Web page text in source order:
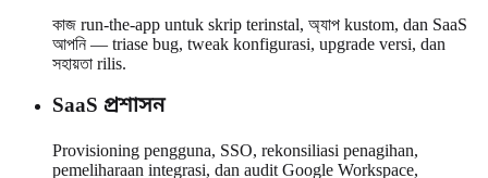
কাজ run-the-app untuk skrip terinstal, অ্যাপ kustom, dan SaaS
আপনি — triase bug, tweak konfigurasi, upgrade versi, dan
সহায়তা rilis.
SaaS প্রশাসন
Provisioning pengguna, SSO, rekonsiliasi penagihan,
pemeliharaan integrasi, dan audit Google Workspace,